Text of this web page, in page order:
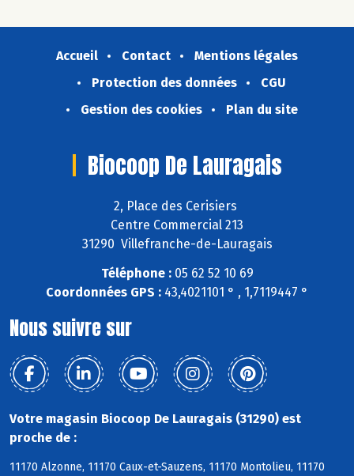
Accueil Contact
Mentions légales
Protection des données
CGU
Gestion des cookies
Plan du site
Biocoop De Lauragais
2, Place des Cerisiers
Centre Commercial 213
31290 Villefranche-de-Lauragais
Téléphone :05 62 52 10 69
Coordonnées GPS : 43,4021101 ° , 1,7119447 °
Nous suivre sur
Votre magasin Biocoop De Lauragais (31290) est
proche de :
11170 Alzonne, 11170 Caux-et-Sauzens, 11170 Montolieu, 11170